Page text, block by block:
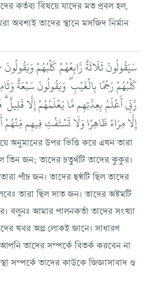
কর্তব্য বিষয়ে যাদের মত প্রবল হল,
অবশ্যই তাদের স্থানে মসজিদ নির্মান
سَيَقُولُونَ ثَلَاثَةٌ رَّابِعُهُمْ كَلْبُهُمْ
كَلْبُهُمْ رَجْمًا بِالْغَيْبِ ۖ وَيَقُولُونَ سَبْعَةٌ
رَّبِّي أَعْلَمُ بِعِدَّتِهِم مَّا يَعْلَمُهُمْ إِلَّا قَلِيلٌ
إِلَّا مِرَاءً ظَاهِرًا وَلَا تَسْتَفْتِ فِيهِم مِّنْهُمْ
অনুমানের উপর ভিত্তি করে এখন তারা
তিন জন; তাদের চতুর্থটি তাদের কুকুর।
পাঁচ জন। তাদের ছষ্ঠটি ছিল তাদের
তারা ছিল সাত জন। তাদের অষ্টমটি
বলুনঃ আমার পালনকর্তা তাদের সংখ্যা
খবর অল্প লোকই জানে। সাধারণ
তাদের সম্পর্কে বিতর্ক করবেন না
সম্পর্কে তাদের কাউকে জিজ্ঞাসাবাদ ও